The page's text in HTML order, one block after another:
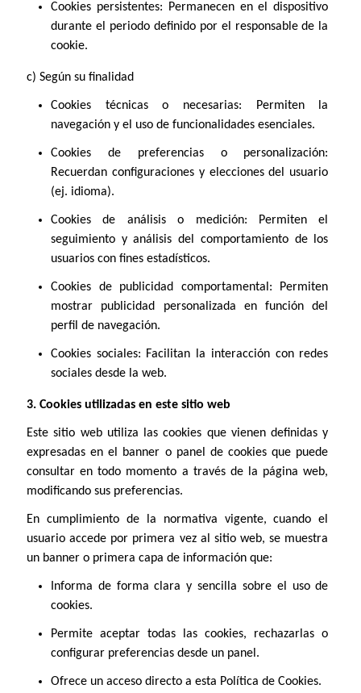
Cookies persistentes: Permanecen en el dispositivo
durante el periodo definido por el responsable de la
cookie.
c) Según su finalidad
Cookies técnicas o necesarias: Permiten la
navegación y el uso de funcionalidades esenciales.
Cookies de preferencias o personalización:
Recuerdan configuraciones y elecciones del usuario
(ej. idioma).
Cookies de análisis o medición: Permiten el
seguimiento y análisis del comportamiento de los
usuarios con fines estadísticos.
Cookies de publicidad comportamental: Permiten
mostrar publicidad personalizada en función del
perfil de navegación.
Cookies sociales: Facilitan la interacción con redes
sociales desde la web.
3. Cookies utilizadas en este sitio web
Este sitio web utiliza las cookies que vienen definidas y
expresadas en el banner o panel de cookies que puede
consultar en todo momento a través de la página web,
modificando sus preferencias.
En cumplimiento de la normativa vigente, cuando el
usuario accede por primera vez al sitio web, se muestra
un banner o primera capa de información que:
Informa de forma clara y sencilla sobre el uso de
cookies.
Permite aceptar todas las cookies, rechazarlas o
configurar preferencias desde un panel.
Ofrece un acceso directo a esta Política de Cookies.